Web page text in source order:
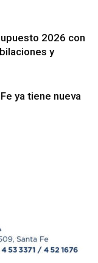
2026 con
y
ya tiene nueva